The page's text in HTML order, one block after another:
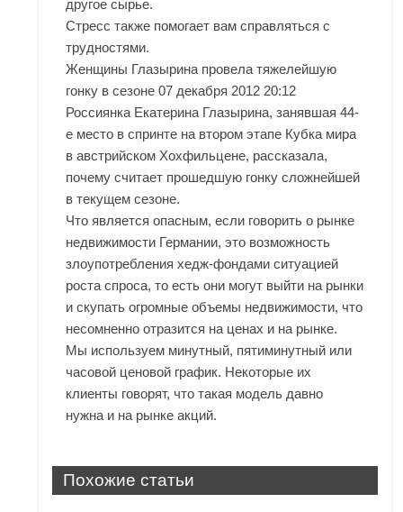
другое сырье.
Стресс также помогает вам справляться с
трудностями.
Женщины Глазырина провела тяжелейшую
гонку в сезоне 07 декабря 2012 20:12
Россиянка Екатерина Глазырина, занявшая 44-
е место в спринте на втором этапе Кубка мира
в австрийском Хохфильцене, рассказала,
почему считает прошедшую гонку сложнейшей
в текущем сезоне.
Что является опасным, если говорить о рынке
недвижимости Германии, это возможность
злоупотребления хедж-фондами ситуацией
роста спроса, то есть они могут выйти на рынки
и скупать огромные объемы недвижимости, что
несомненно отразится на ценах и на рынке.
Мы используем минутный, пятиминутный или
часовой ценовой график. Некоторые их
клиенты говорят, что такая модель давно
нужна и на рынке акций.
Похожие статьи